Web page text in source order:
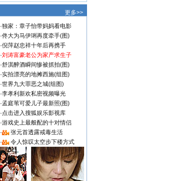
更多>>
·独家：章子怡带妈妈看电影
·佟大为马伊琍再度牵手(图)
·倪萍赵忠祥十年后再携手
·刘涛富豪老公为家产求生子
·舒淇醉酒瞬间惨被抓拍(图)
·实拍漂亮的地摊西施(组图)
·世界九大罪恶之城(组图)
·李孝利新欢私密视频曝光
·孟庭苇可爱儿子最新照(图)
·点击进入搜狐娱乐影视库
·游戏史上最般配的十对情侣
·
张元首透露戒毒生活
· 令人惊叹太空步下楼方式